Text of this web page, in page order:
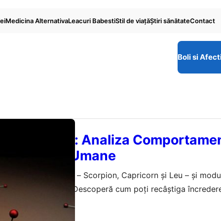
Medicina AlternativaLeacuri BabestiStil de viaţăŞtiri sănătateContact
Boli si
Analiza
Relațiilor Umane
răzbunătoare zodii – Scorpion, Capricorn și Leu – și
nemulțumirile. Descoperă cum poți recâștiga
2026